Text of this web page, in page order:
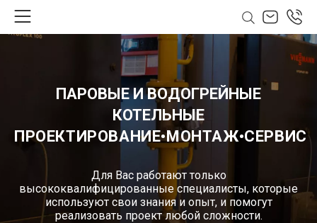
ПАРОВЫЕ И ВОДОГРЕЙНЫЕ
КОТЕЛЬНЫЕ
ПРОЕКТИРОВАНИЕ•МОНТАЖ•СЕРВИС
Для Вас работают только
высококвалифицированные специалисты, которые
используют свои знания и опыт, и помогут
реализовать проект любой сложности.